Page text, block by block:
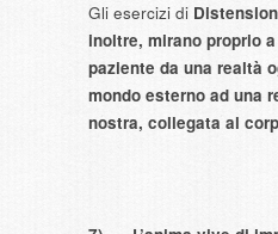
Gli esercizi di
inoltre, mirano proprio
paziente da una realtà
mondo esterno ad una
nostra, collegata al